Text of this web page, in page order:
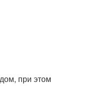
при этом